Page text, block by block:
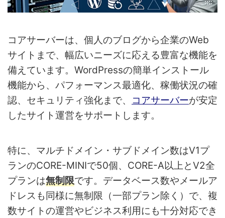
コアサーバーは、個人のブログから企業のWeb
サイトまで、幅広いニーズに応える豊富な機能を
備えています。WordPressの簡単インストール
機能から、パフォーマンス最適化、稼働状況の確
認、セキュリティ強化まで、
コアサーバーが安定
したサイト運営をサポートします。
特に、マルチドメイン・サブドメイン数はV1プ
ランのCORE-MINIで50個、CORE-A以上とV2全
プランは無制限です。データベース数やメールア
ドレスも同様に無制限（一部プラン除く）で、複
数サイトの運営やビジネス利用にも十分対応でき